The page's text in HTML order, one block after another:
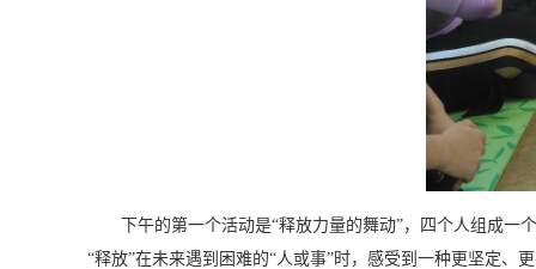
下午的第一个活动是“释放力量的舞动”，四个人组成
“释放”在未来遇到困难的“人或事”时，感受到一种更坚定、